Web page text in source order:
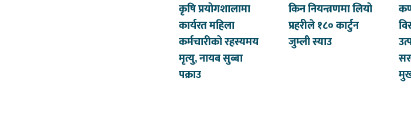
कृषि प्रयोगशालामा
कार्यरत महिला
कर्मचारीको रहस्यमय
मृत्यु, नायब सुब्बा
पक्राउ
किन नियन्त्रणमा लियो
प्रहरीले १८० कार्टुन
जुम्ली स्याउ